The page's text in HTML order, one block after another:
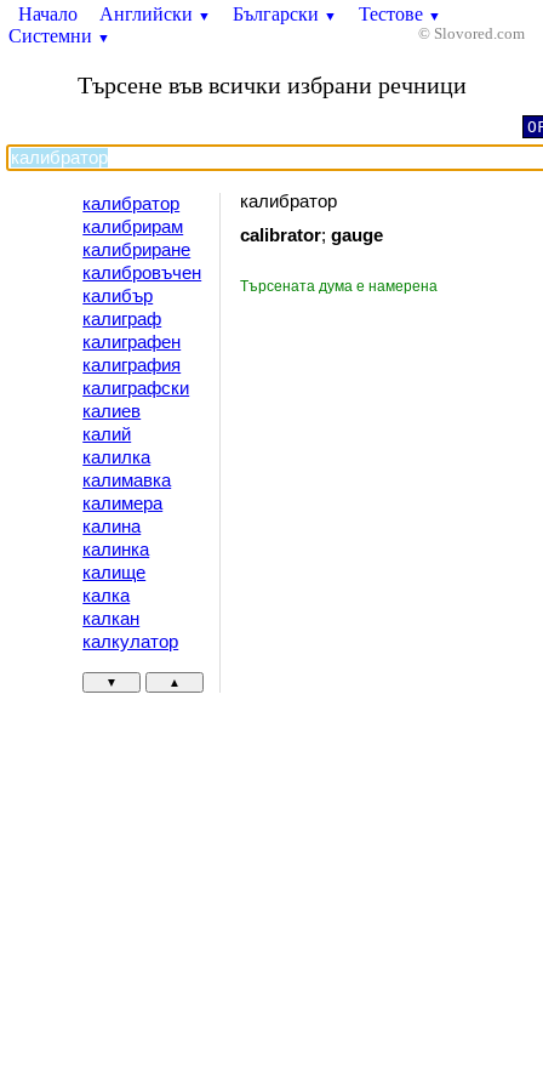
Начало Английски ▼ Български ▼ Тестове ▼
Системни ▼ © Slovored.com
Търсене във всички избрани речници
калибратор
калибрирам
калибриране
калибровъчен
калибър
калиграф
калиграфен
калиграфия
калиграфски
калиев
калий
калилка
калимавка
калимера
калина
калинка
калище
калка
калкан
калкулатор
▼ ▲
калибратор
calibrator;gauge
Търсената дума е намерена